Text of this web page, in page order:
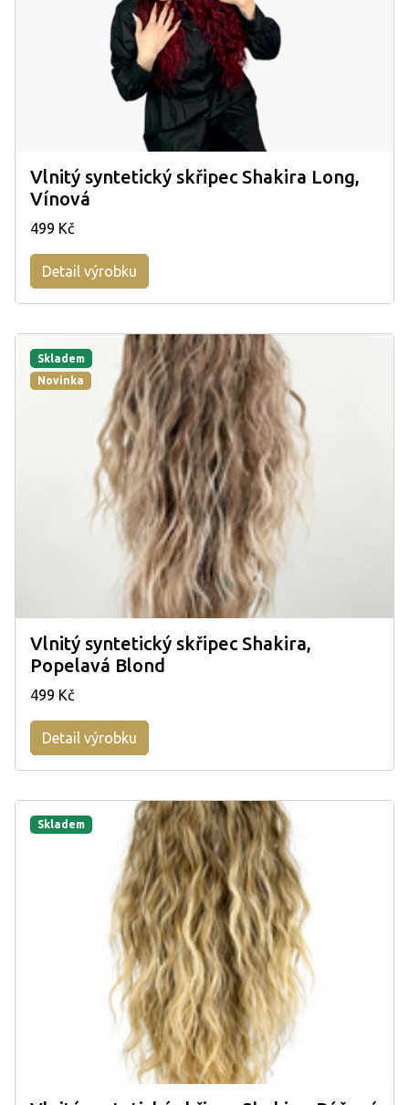
Vlnitý syntetický skřipec Shakira Long,
Vínová
499 Kč
Detail výrobku
Skladem
Novinka
Vlnitý syntetický skřipec Shakira,
Popelavá Blond
499 Kč
Detail výrobku
Skladem